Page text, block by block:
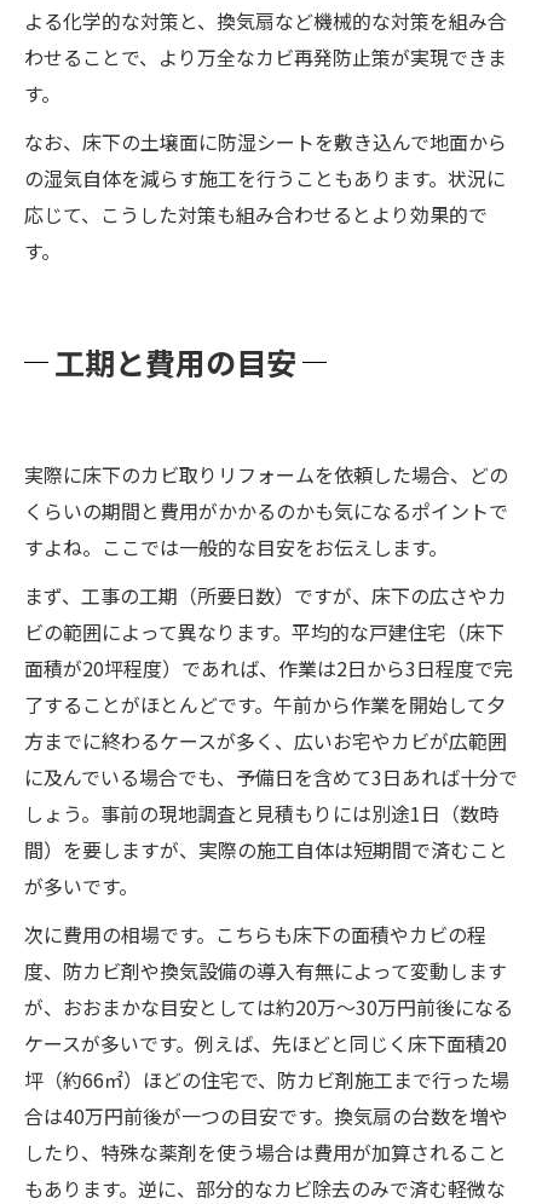
よる化学的な対策と、換気扇など機械的な対策を組み合
わせることで、より万全なカビ再発防止策が実現できま
す。
なお、床下の土壌面に防湿シートを敷き込んで地面から
の湿気自体を減らす施工を行うこともあります。状況に
応じて、こうした対策も組み合わせるとより効果的で
す。
工期と費用の目安
実際に床下のカビ取りリフォームを依頼した場合、どの
くらいの期間と費用がかかるのかも気になるポイントで
すよね。ここでは一般的な目安をお伝えします。
まず、工事の工期（所要日数）ですが、床下の広さやカ
ビの範囲によって異なります。平均的な戸建住宅（床下
面積が20坪程度）であれば、作業は2日から3日程度で完
了することがほとんどです。午前から作業を開始して夕
方までに終わるケースが多く、広いお宅やカビが広範囲
に及んでいる場合でも、予備日を含めて3日あれば十分で
しょう。事前の現地調査と見積もりには別途1日（数時
間）を要しますが、実際の施工自体は短期間で済むこと
が多いです。
次に費用の相場です。こちらも床下の面積やカビの程
度、防カビ剤や換気設備の導入有無によって変動します
が、おおまかな目安としては約20万～30万円前後になる
ケースが多いです。例えば、先ほどと同じく床下面積20
坪（約66㎡）ほどの住宅で、防カビ剤施工まで行った場
合は40万円前後が一つの目安です。換気扇の台数を増や
したり、特殊な薬剤を使う場合は費用が加算されること
もあります。逆に、部分的なカビ除去のみで済む軽微な